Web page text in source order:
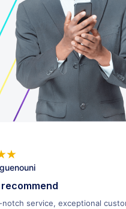
service, exceptional